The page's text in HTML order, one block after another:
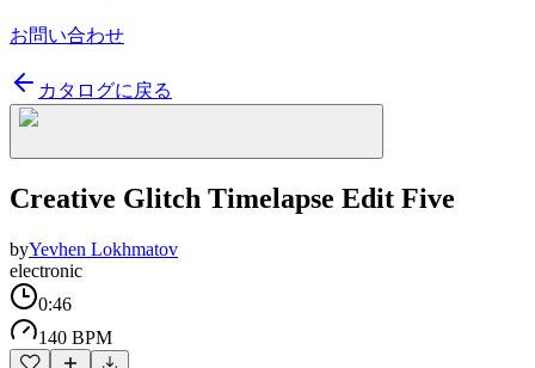
お問い合わせ
カタログに戻る
Creative Glitch Timelapse Edit Five
byYevhen Lokhmatov
electronic
0:46
140 BPM